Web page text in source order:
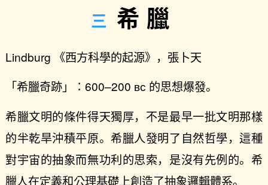
希臘
Lindburg 《西方科學的起源》，張卜天
「希臘奇跡」：600–200 ʙᴄ 的思想爆發。
希臘文明的條件得天獨厚，不是最早一批文明那樣
的半乾旱沖積平原。希臘人發明了自然哲學，這種
對宇宙的抽象而無功利的思索，是沒有先例的。希
臘人在定義和公理基礎上創造了抽象邏輯體系。